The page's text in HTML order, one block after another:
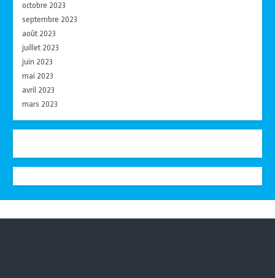
octobre 2023
septembre 2023
août 2023
juillet 2023
juin 2023
mai 2023
avril 2023
mars 2023